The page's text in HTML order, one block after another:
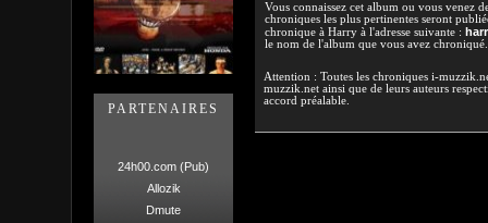
PARTENAIRES
24h00.com (Pub)
Allozik
Dmute
Vous connaissez cet album ou vous venez
chroniques les plus pertinentes seront
chronique à Harry à l'adresse suivante :
le nom de l'album que vous avez
Attention : Toutes les chroniques i-
muzzik.net ainsi que de leurs auteurs
accord préalable.